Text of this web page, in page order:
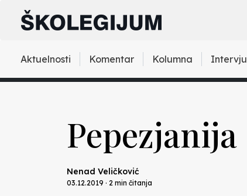
Aktuelnosti Komentar Kolumna Intervju
Pepezjanija
Nenad Veličković
03.12.2019 · 2 min čitanja